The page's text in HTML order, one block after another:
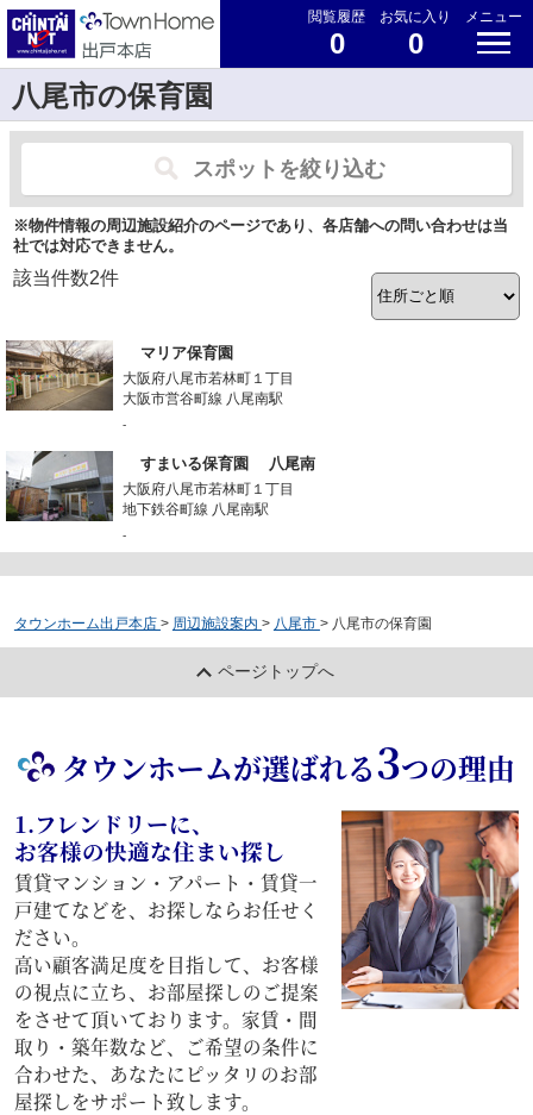
閲覧履歴
0
お気に入り
0
メニュー
八尾市の保育園
スポットを絞り込む
※物件情報の周辺施設紹介のページであり、各店舗への問い合わせは当
社では対応できません。
該当件数2件
マリア保育園
大阪府八尾市若林町１丁目
大阪市営谷町線 八尾南駅
-
すまいる保育園 八尾南
大阪府八尾市若林町１丁目
地下鉄谷町線 八尾南駅
-
タウンホーム出戸本店 > 周辺施設案内 > 八尾市 > 八尾市の保育園
ページトップへ
タウンホームが選ばれる3つの理由
1.フレンドリーに、
お客様の快適な住まい探し
賃貸マンション・アパート・賃貸一
戸建てなどを、お探しならお任せく
ださい。
高い顧客満足度を目指して、お客様
の視点に立ち、お部屋探しのご提案
をさせて頂いております。家賃・間
取り・築年数など、ご希望の条件に
合わせた、あなたにピッタリのお部
屋探しをサポート致します。